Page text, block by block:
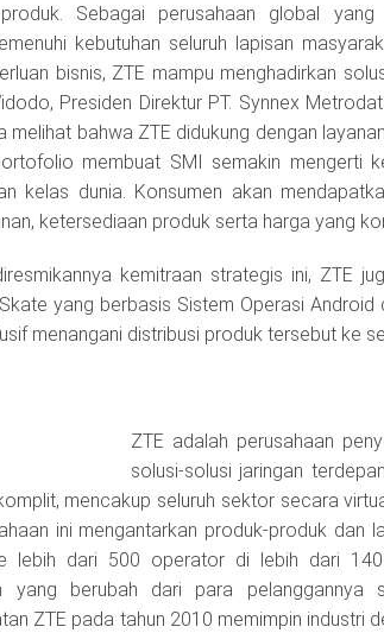
Sebagai perusahaan global
kebutuhan seluruh lapisan
bisnis, ZTE mampu menghadirkan
Presiden Direktur PT. Synnex
melihat bahwa ZTE didukung dengan
membuat SMI semakin mengerti
kelas dunia. Konsumen akan
ketersediaan produk serta harga yang
kemitraan strategis ini, ZTE
yang berbasis Sistem Operasi Android
menangani distribusi produk tersebut ke
ZTE adalah perusahaan
solusi-solusi jaringan
mencakup seluruh sektor secara
ini mengantarkan produk-produk dan
lebih dari 500 operator di lebih dari
yang berubah dari para pelanggannya
ZTE pada tahun 2010 memimpin industri